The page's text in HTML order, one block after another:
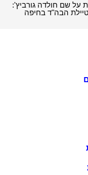
על שם חולדה גורביץ':
טיילת הבה"ד בחיפה